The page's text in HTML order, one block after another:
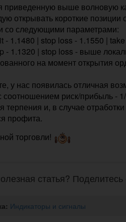
приведенную выше волновую
открывать короткие
со следующими параметрами:
- 1.1480 | stop loss - 1.1550 |
- 1.1320 | stop loss - выше
на момент открытия
у нас появилась отличная
соотношением риск/прибыль -
терпения и, в случае
профита.
торговли!
статья?
Индикаторы и сигналы